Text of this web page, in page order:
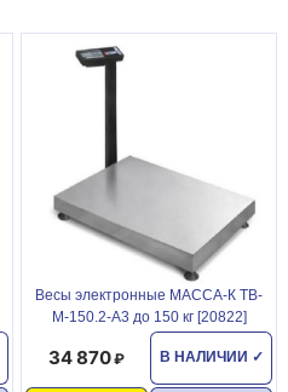
Весы электронные МАССА-К ТВ-
М-150.2-А3 до 150 кг [20822]
В НАЛИЧИИ ✓
34 870